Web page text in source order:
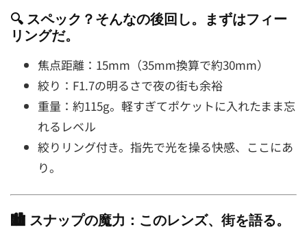
🔍 スペック？そんなの後回し。まずはフィー
リングだ。
焦点距離：15mm（35mm換算で約30mm）
絞り：F1.7の明るさで夜の街も余裕
重量：約115g。軽すぎてポケットに入れたまま忘
れるレベル
絞りリング付き。指先で光を操る快感、ここにあ
り。
🏙️ スナップの魔力：このレンズ、街を語る。